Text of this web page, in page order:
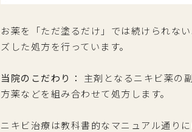
お薬を「ただ塗るだけ」では続けられな
ズした処方を行っています。
当院のこだわり： 主剤となるニキビ薬の
方薬などを組み合わせて処方します。
ニキビ治療は教科書的なマニュアル通りに